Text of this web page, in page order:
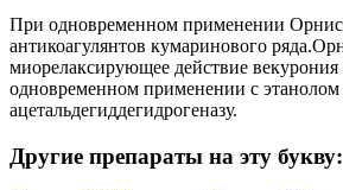
При одновременном применении
антикоагулянтов кумаринового
миорелаксирующее действие
одновременном применении с
ацетальдегиддегидрогеназу.
Другие препараты на эту букву: